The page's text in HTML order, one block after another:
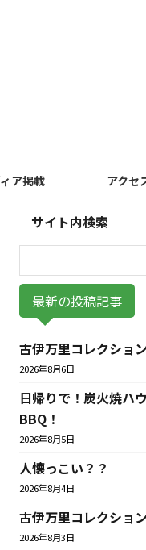
ア掲載 アクセ
サイト内検索
最新の投稿記事
古伊万里コレクシ
2026年8月6日
日帰りで！炭火焼ハ
BBQ！
2026年8月5日
人懐っこい？？
2026年8月4日
古伊万里コレクショ
2026年8月3日